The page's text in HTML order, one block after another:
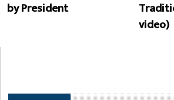
by President
video)